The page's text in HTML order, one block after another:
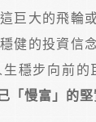
巨大的飛輪
健的投資信
穩步向前的
「慢富」的堅